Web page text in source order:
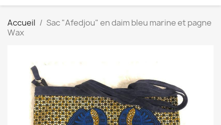
Accueil
Sac "Afedjou" en daim bleu marine et pagne
Wax